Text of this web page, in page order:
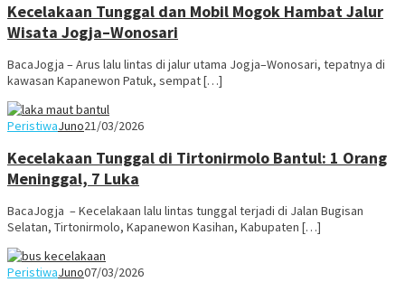
Kecelakaan Tunggal dan Mobil Mogok Hambat Jalur
Wisata Jogja–Wonosari
BacaJogja – Arus lalu lintas di jalur utama Jogja–Wonosari, tepatnya di
kawasan Kapanewon Patuk, sempat […]
PeristiwaJuno21/03/2026
Kecelakaan Tunggal di Tirtonirmolo Bantul: 1 Orang
Meninggal, 7 Luka
BacaJogja – Kecelakaan lalu lintas tunggal terjadi di Jalan Bugisan
Selatan, Tirtonirmolo, Kapanewon Kasihan, Kabupaten […]
PeristiwaJuno07/03/2026